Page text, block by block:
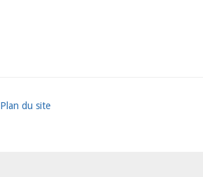
Plan du site